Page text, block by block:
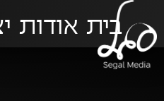
בית אודות